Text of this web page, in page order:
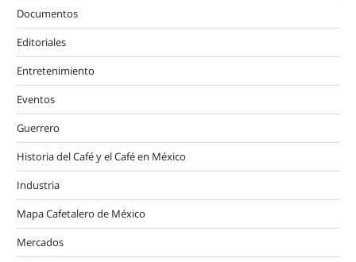
Documentos
Editoriales
Entretenimiento
Eventos
Guerrero
Historia del Café y el Café en México
Industria
Mapa Cafetalero de México
Mercados